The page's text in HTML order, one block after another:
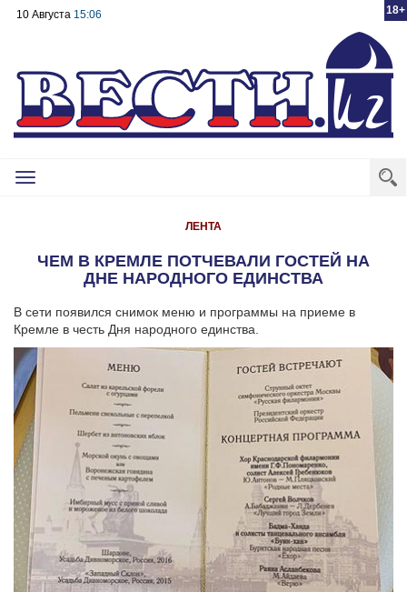
18+
10 Августа 15:06
Toggle
ЛЕНТА
ЧЕМ В КРЕМЛЕ ПОТЧЕВАЛИ ГОСТЕЙ НА
ДНЕ НАРОДНОГО ЕДИНСТВА
В сети появился снимок меню и программы на приеме в
Кремле в честь Дня народного единства.